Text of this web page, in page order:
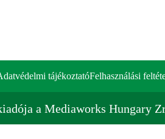
tájékoztatóFelhasználási
a Mediaworks Hungary